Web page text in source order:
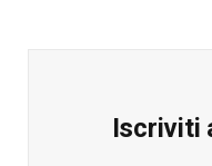
Iscriviti